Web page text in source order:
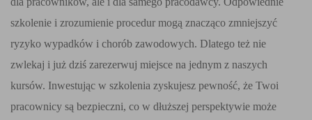
szkolenie i zrozumienie procedur mogą znacząco zmniejszyć
ryzyko wypadków i chorób zawodowych. Dlatego też nie
zwlekaj i już dziś zarezerwuj miejsce na jednym z naszych
kursów. Inwestując w szkolenia zyskujesz pewność, że Twoi
pracownicy są bezpieczni, co w dłuższej perspektywie może